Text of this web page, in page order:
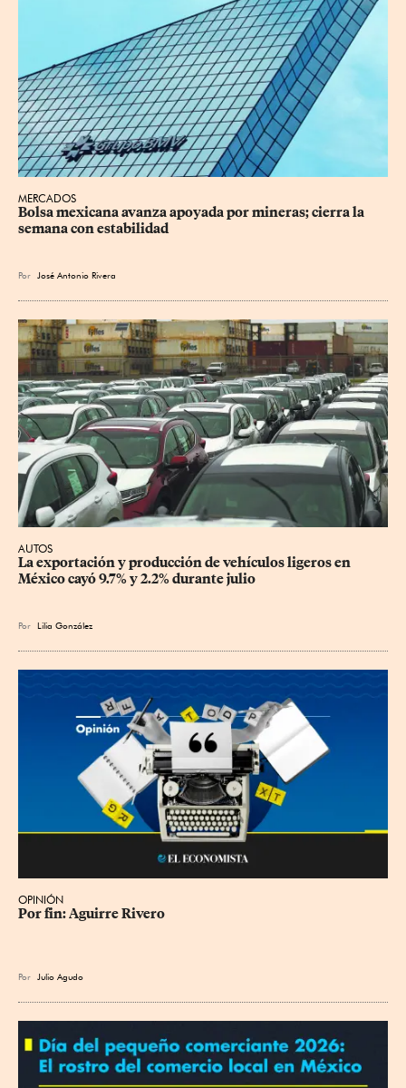
MERCADOS
Bolsa mexicana avanza apoyada por mineras; cierra la
semana con estabilidad
Por José Antonio Rivera
AUTOS
La exportación y producción de vehículos ligeros en
México cayó 9.7% y 2.2% durante julio
Por Lilia González
OPINIÓN
Por fin: Aguirre Rivero
Por Julio Agudo